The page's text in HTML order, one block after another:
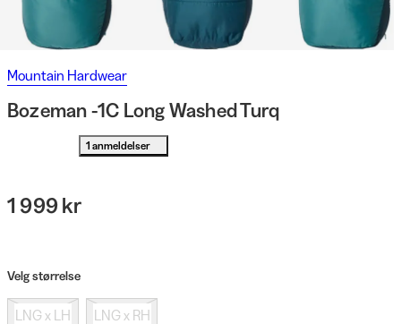
Mountain Hardwear
Bozeman -1C Long Washed Turq
1 anmeldelser
1 999 kr
Velg størrelse
LNG x LH LNG x RH